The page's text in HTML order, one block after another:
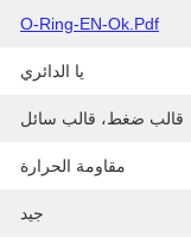
O-Ring-EN-Ok.pdf
يا الدائري
قالب ضغط، قالب سائل
مقاومة الحرارة
جيد